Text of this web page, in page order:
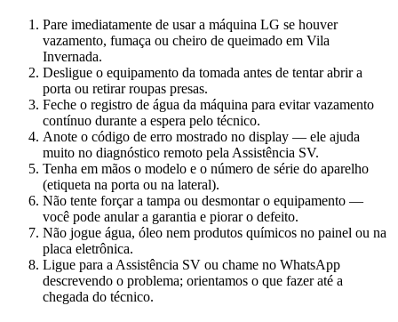
Pare imediatamente de usar a máquina LG se houver
vazamento, fumaça ou cheiro de queimado em Vila
Invernada.
Desligue o equipamento da tomada antes de tentar abrir a
porta ou retirar roupas presas.
Feche o registro de água da máquina para evitar vazamento
contínuo durante a espera pelo técnico.
Anote o código de erro mostrado no display — ele ajuda
muito no diagnóstico remoto pela Assistência SV.
Tenha em mãos o modelo e o número de série do aparelho
(etiqueta na porta ou na lateral).
Não tente forçar a tampa ou desmontar o equipamento —
você pode anular a garantia e piorar o defeito.
Não jogue água, óleo nem produtos químicos no painel ou na
placa eletrônica.
Ligue para a Assistência SV ou chame no WhatsApp
descrevendo o problema; orientamos o que fazer até a
chegada do técnico.